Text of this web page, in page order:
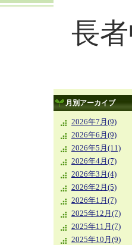
長
月別アーカイブ
2026年7月(9)
2026年6月(9)
2026年5月(11)
2026年4月(7)
2026年3月(4)
2026年2月(5)
2026年1月(7)
2025年12月(7)
2025年11月(7)
2025年10月(9)